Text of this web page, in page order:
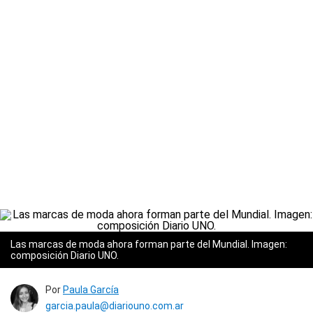
Las marcas de moda ahora forman parte del Mundial. Imagen:
composición Diario UNO.
Por Paula García
garcia.paula@diariouno.com.ar